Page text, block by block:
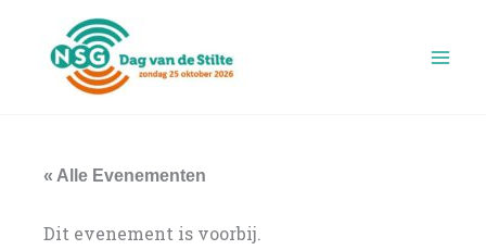
« Alle Evenementen
Dit evenement is voorbij.